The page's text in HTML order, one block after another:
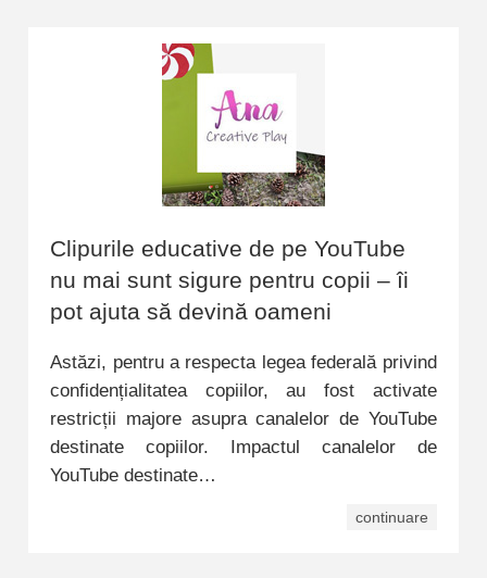
Clipurile educative de pe YouTube
nu mai sunt sigure pentru copii – îi
pot ajuta să devină oameni
Astăzi, pentru a respecta legea federală privind
confidențialitatea copiilor, au fost activate
restricții majore asupra canalelor de YouTube
destinate copiilor. Impactul canalelor de
YouTube destinate…
continuare